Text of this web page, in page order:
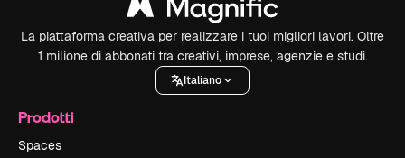
La piattaforma creativa per realizzare i tuoi migliori lavori. Oltre
1 milione di abbonati tra creativi, imprese, agenzie e studi.
Italiano
Prodotti
Spaces